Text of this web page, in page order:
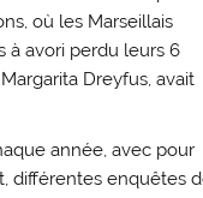
où les Marseillais
à avori perdu leurs 6
Dreyfus, avait
année, avec pour
différentes enquêtes